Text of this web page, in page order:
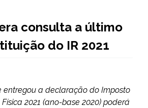
consulta a último
do IR 2021
entregou a declaração do Imposto
2021 (ano-base 2020) poderá